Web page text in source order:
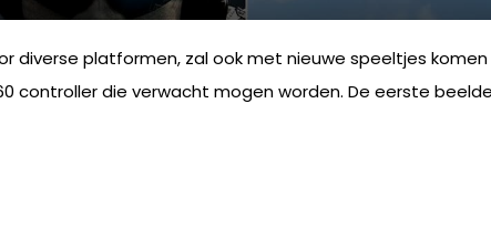
diverse platformen, zal ook met nieuwe speeltjes komen
controller die verwacht mogen worden. De eerste